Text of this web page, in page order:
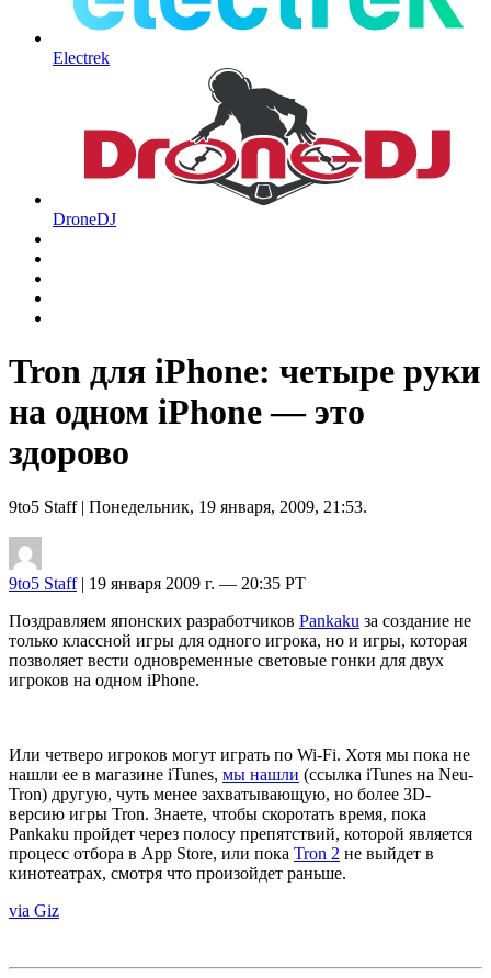
Electrek
DroneDJ
Tron для iPhone: четыре руки
на одном iPhone — это
здорово
9to5 Staff| Понедельник, 19 января, 2009, 21:53.
9to5 Staff| 19 января 2009 г. — 20:35 PT
Поздравляем японских разработчиков Pankaku за создание не
только классной игры для одного игрока, но и игры, которая
позволяет вести одновременные световые гонки для двух
игроков на одном iPhone.
Или четверо игроков могут играть по Wi-Fi. Хотя мы пока не
нашли ее в магазине iTunes, мы нашли (ссылка iTunes на Neu-
Tron) другую, чуть менее захватывающую, но более 3D-
версию игры Tron. Знаете, чтобы скоротать время, пока
Pankaku пройдет через полосу препятствий, которой является
процесс отбора в App Store, или пока Tron 2 не выйдет в
кинотеатрах, смотря что произойдет раньше.
via Giz